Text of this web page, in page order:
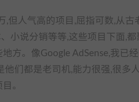
但人气高的项目,屈指可数,从古
小说分销等等,这些项目下面,
方。像Google AdSense,我已
他们都是老司机,能力很强,很多
。